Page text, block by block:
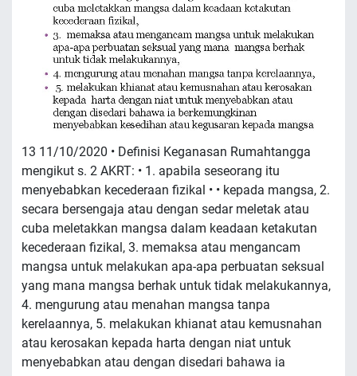
13 11/10/2020 • Definisi Keganasan Rumahtangga
mengikut s. 2 AKRT: • 1. apabila seseorang itu
menyebabkan kecederaan fizikal • • kepada mangsa, 2.
secara bersengaja atau dengan sedar meletak atau
cuba meletakkan mangsa dalam keadaan ketakutan
kecederaan fizikal, 3. memaksa atau mengancam
mangsa untuk melakukan apa-apa perbuatan seksual
yang mana mangsa berhak untuk tidak melakukannya,
4. mengurung atau menahan mangsa tanpa
kerelaannya, 5. melakukan khianat atau kemusnahan
atau kerosakan kepada harta dengan niat untuk
menyebabkan atau dengan disedari bahawa ia